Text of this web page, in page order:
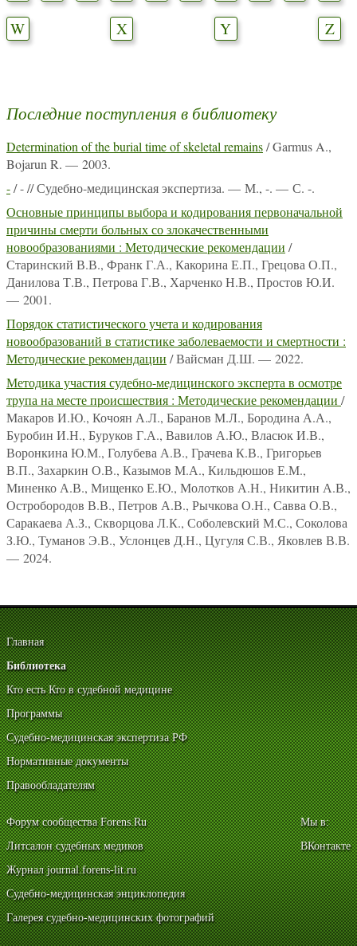
W
X Y Z
Последние поступления в библиотеку
Determination of the burial time of skeletal remains/ Garmus A.,
Bojarun R. — 2003.
-/ - // Судебно-медицинская экспертиза. — М., -. — С. -.
Основные принципы выбора и кодирования первоначальной
причины смерти больных со злокачественными
новообразованиями : Методические рекомендации /
Старинский В.В., Франк Г.А., Какорина Е.П., Грецова О.П.,
Данилова Т.В., Петрова Г.В., Харченко Н.В., Простов Ю.И.
— 2001.
Порядок статистического учета и кодирования
новообразований в статистике заболеваемости и смертности :
Методические рекомендации / Вайсман Д.Ш. — 2022.
Методика участия судебно-медицинского эксперта в осмотре
трупа на месте происшествия : Методические рекомендации /
Макаров И.Ю., Кочоян А.Л., Баранов М.Л., Бородина А.А.,
Буробин И.Н., Буруков Г.А., Вавилов А.Ю., Власюк И.В.,
Воронкина Ю.М., Голубева А.В., Грачева К.В., Григорьев
В.П., Захаркин О.В., Казымов М.А., Кильдюшов Е.М.,
Миненко А.В., Мищенко Е.Ю., Молотков А.Н., Никитин А.В.,
Остробородов В.В., Петров А.В., Рычкова О.Н., Савва О.В.,
Саракаева А.З., Скворцова Л.К., Соболевский М.С., Соколова
З.Ю., Туманов Э.В., Услонцев Д.Н., Цугуля С.В., Яковлев В.В.
— 2024.
Главная
Библиотека
Кто есть Кто в судебной медицине
Программы
Судебно-медицинская экспертиза РФ
Нормативные документы
Правообладателям
Форум сообщества Forens.Ru
Литсалон судебных медиков
Журнал journal.forens-lit.ru
Судебно-медицинская энциклопедия
Галерея судебно-медицинских фотографий
Мы в:
ВКонтакте